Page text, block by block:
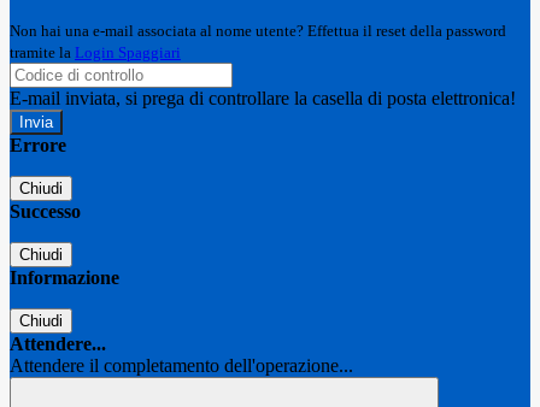
Non hai una e-mail associata al nome utente? Effettua il reset della password
tramite la Login Spaggiari
E-mail inviata, si prega di controllare la casella di posta elettronica!
Errore
Chiudi
Successo
Chiudi
Informazione
Chiudi
Attendere...
Attendere il completamento dell'operazione...